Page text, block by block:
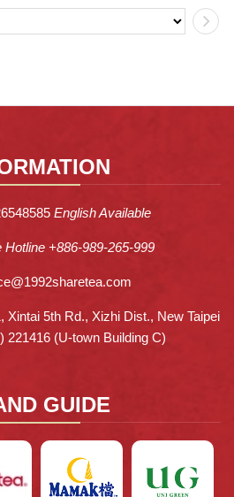
English Available
Hotline +886-989-265-999
Xintai 5th Rd., Xizhi Dist., New Taipei
221416 (U-town Building C)
GUIDE